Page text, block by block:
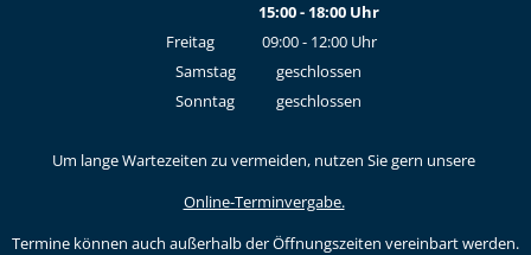
Von 09:00 bis 12:00 Uhr
15:00- 18:00 Uhr
Von 15:00 bis 18:00 Uhr
Freitag 09:00- 12:00Uhr
Von 09:00 bis 12:00 Uhr
Samstag
geschlossen
Sonntag
geschlossen
Um lange Wartezeiten zu vermeiden, nutzen Sie gern unsere
Online-Terminvergabe.
Termine können auch außerhalb der Öffnungszeiten vereinbart werden.